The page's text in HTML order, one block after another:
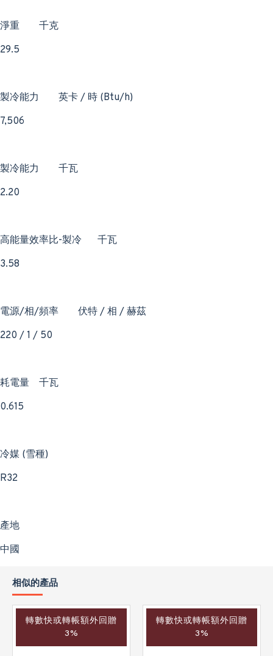
淨重
千克
29.5
製冷能力
英卡 / 時 (Btu/h)
7,506
製冷能力
千瓦
2.20
高能量效率比-製冷
千瓦
3.58
電源/相/頻率
伏特 / 相 / 赫茲
220 / 1 / 50
耗電量
千瓦
0.615
冷媒 (雪種)
R32
產地
中國
相似的產品
轉數快或轉帳額外回贈
3%
轉數快或轉帳額外回贈
3%